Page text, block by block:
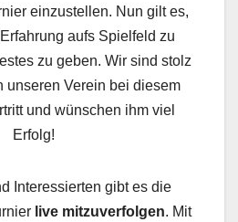
einzustellen. Nun gilt es,
aufs Spielfeld zu
zu geben. Wir sind stolz
unseren Verein bei diesem
und wünschen ihm viel
Erfolg!
Interessierten gibt es die
live mitzuverfolgen. Mit